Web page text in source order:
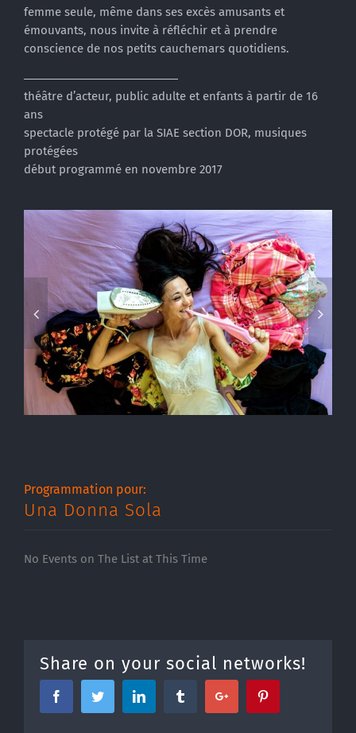
femme seule, même dans ses excès amusants et
émouvants, nous invite à réfléchir et à prendre
conscience de nos petits cauchemars quotidiens.
théâtre d’acteur, public adulte et enfants à partir de 16
ans
spectacle protégé par la SIAE section DOR, musiques
protégées
début programmé en novembre 2017
Programmation pour:
Una Donna Sola
No Events on The List at This Time
Share on your social networks!
FacebookTwitter Linkedin Tumblr Google+